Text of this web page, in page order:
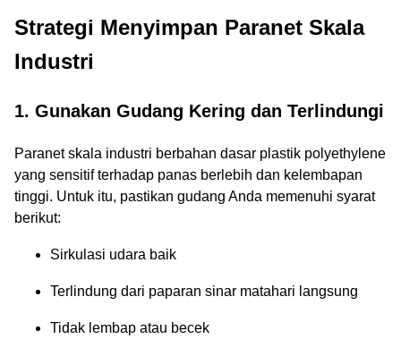
Strategi Menyimpan Paranet Skala
Industri
1. Gunakan Gudang Kering dan Terlindungi
Paranet skala industri berbahan dasar plastik polyethylene
yang sensitif terhadap panas berlebih dan kelembapan
tinggi. Untuk itu, pastikan gudang Anda memenuhi syarat
berikut:
Sirkulasi udara baik
Terlindung dari paparan sinar matahari langsung
Tidak lembap atau becek